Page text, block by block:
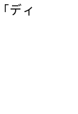
ディ